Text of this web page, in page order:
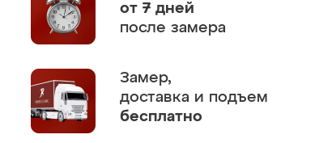
от 7 дней
после замера
Замер,
доставка и подъем
бесплатно